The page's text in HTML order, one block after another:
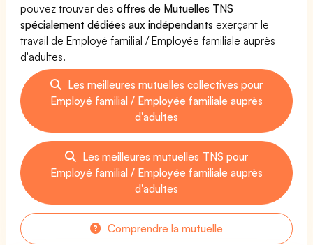
pouvez trouver desoffres de Mutuelles TNS
spécialement dédiées aux indépendants exerçant le
travail de Employé familial / Employée familiale auprès
d'adultes.
Les meilleures mutuelles collectives pour
Employé familial / Employée familiale auprès
d'adultes
Les meilleures mutuelles TNS pour
Employé familial / Employée familiale auprès
d'adultes
Comprendre la mutuelle